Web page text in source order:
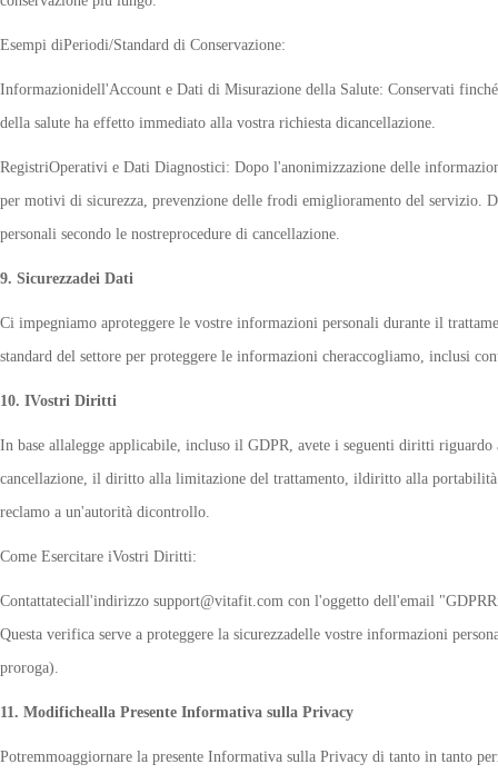
Esempi diPeriodi/Standard di Conservazione:
Informazionidell'Account e Dati di Misurazione della Salute: Conservati
della salute ha effetto immediato alla vostra richiesta dicancellazione.
RegistriOperativi e Dati Diagnostici: Dopo l'anonimizzazione delle
per motivi di sicurezza, prevenzione delle frodi emiglioramento del servizio.
personali secondo le nostreprocedure di cancellazione.
9. Sicurezzadei Dati
Ci impegniamo aproteggere le vostre informazioni personali durante il
standard del settore per proteggere le informazioni cheraccogliamo, inclusi
10. IVostri Diritti
In base allalegge applicabile, incluso il GDPR, avete i seguenti diritti
cancellazione, il diritto alla limitazione del trattamento, ildiritto alla
reclamo a un'autorità dicontrollo.
Come Esercitare iVostri Diritti:
Contattateciall'indirizzo support@vitafit.com con l'oggetto dell'email
Questa verifica serve a proteggere la sicurezzadelle vostre informazioni
proroga).
11. Modifichealla Presente Informativa sulla Privacy
Potremmoaggiornare la presente Informativa sulla Privacy di tanto in tanto